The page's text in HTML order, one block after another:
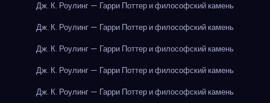
Дж. К. Роулинг — Гарри Поттер и философский камень
Дж. К. Роулинг — Гарри Поттер и философский камень
Дж. К. Роулинг — Гарри Поттер и философский камень
Дж. К. Роулинг — Гарри Поттер и философский камень
Дж. К. Роулинг — Гарри Поттер и философский камень